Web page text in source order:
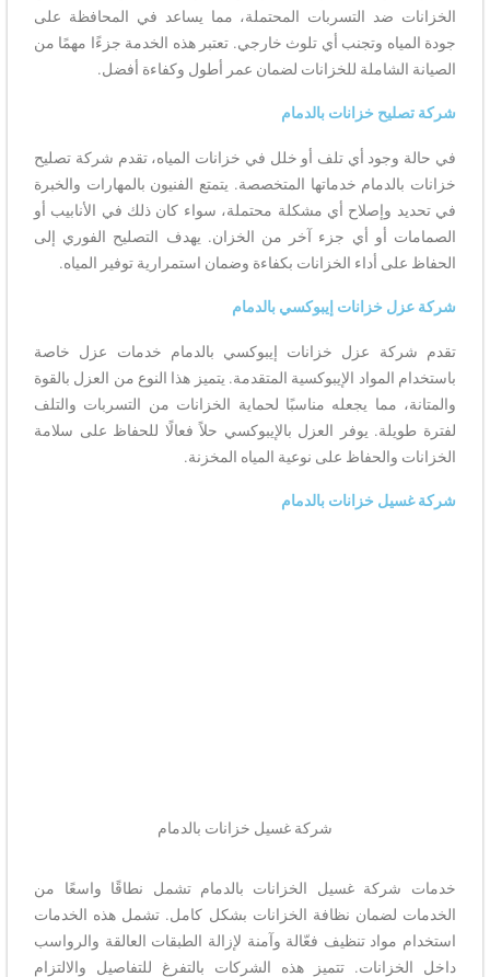
الخزانات ضد التسربات المحتملة، مما يساعد في المحافظة على
جودة المياه وتجنب أي تلوث خارجي. تعتبر هذه الخدمة جزءًا مهمًا من
الصيانة الشاملة للخزانات لضمان عمر أطول وكفاءة أفضل.
شركة تصليح خزانات بالدمام
في حالة وجود أي تلف أو خلل في خزانات المياه، تقدم شركة تصليح
خزانات بالدمام خدماتها المتخصصة. يتمتع الفنيون بالمهارات والخبرة
في تحديد وإصلاح أي مشكلة محتملة، سواء كان ذلك في الأنابيب أو
الصمامات أو أي جزء آخر من الخزان. يهدف التصليح الفوري إلى
الحفاظ على أداء الخزانات بكفاءة وضمان استمرارية توفير المياه.
شركة عزل خزانات إيبوكسي بالدمام
تقدم شركة عزل خزانات إيبوكسي بالدمام خدمات عزل خاصة
باستخدام المواد الإيبوكسية المتقدمة. يتميز هذا النوع من العزل بالقوة
والمتانة، مما يجعله مناسبًا لحماية الخزانات من التسربات والتلف
لفترة طويلة. يوفر العزل بالإيبوكسي حلاً فعالًا للحفاظ على سلامة
الخزانات والحفاظ على نوعية المياه المخزنة.
شركة غسيل خزانات بالدمام
شركة غسيل خزانات بالدمام
خدمات شركة غسيل الخزانات بالدمام تشمل نطاقًا واسعًا من
الخدمات لضمان نظافة الخزانات بشكل كامل. تشمل هذه الخدمات
استخدام مواد تنظيف فعّالة وآمنة لإزالة الطبقات العالقة والرواسب
داخل الخزانات. تتميز هذه الشركات بالتفرغ للتفاصيل والالتزام